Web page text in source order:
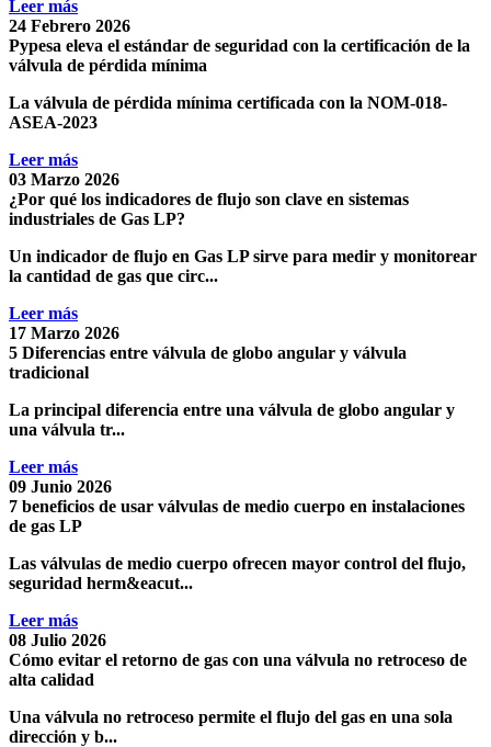
Leer más
24 Febrero 2026
Pypesa eleva el estándar de seguridad con la certificación de la
válvula de pérdida mínima
La válvula de pérdida mínima certificada con la NOM-018-
ASEA-2023
Leer más
03 Marzo 2026
¿Por qué los indicadores de flujo son clave en sistemas
industriales de Gas LP?
Un indicador de flujo en Gas LP sirve para medir y monitorear
la cantidad de gas que circ...
Leer más
17 Marzo 2026
5 Diferencias entre válvula de globo angular y válvula
tradicional
La principal diferencia entre una válvula de globo angular y
una válvula tr...
Leer más
09 Junio 2026
7 beneficios de usar válvulas de medio cuerpo en instalaciones
de gas LP
Las válvulas de medio cuerpo ofrecen mayor control del flujo,
seguridad herm&eacut...
Leer más
08 Julio 2026
Cómo evitar el retorno de gas con una válvula no retroceso de
alta calidad
Una válvula no retroceso permite el flujo del gas en una sola
dirección y b...